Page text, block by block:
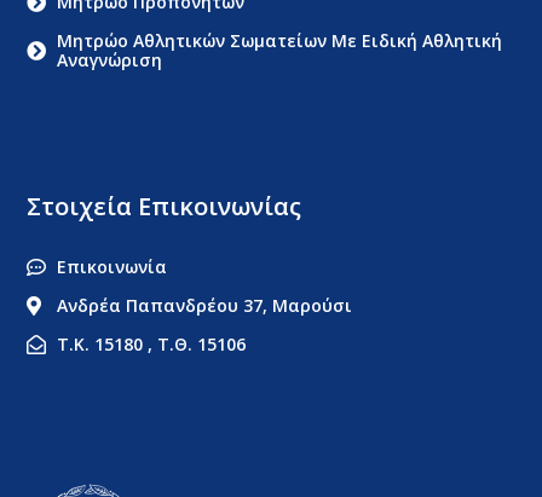
Στοιχεία Επικοινωνίας
Επικοινωνία
Ανδρέα Παπανδρέου 37, Μαρούσι
Τ.Κ. 15180 , Τ.Θ. 15106
Μητρώο Αθλητικών Σωματείων Με Ειδική Αθλητική
Αναγνώριση